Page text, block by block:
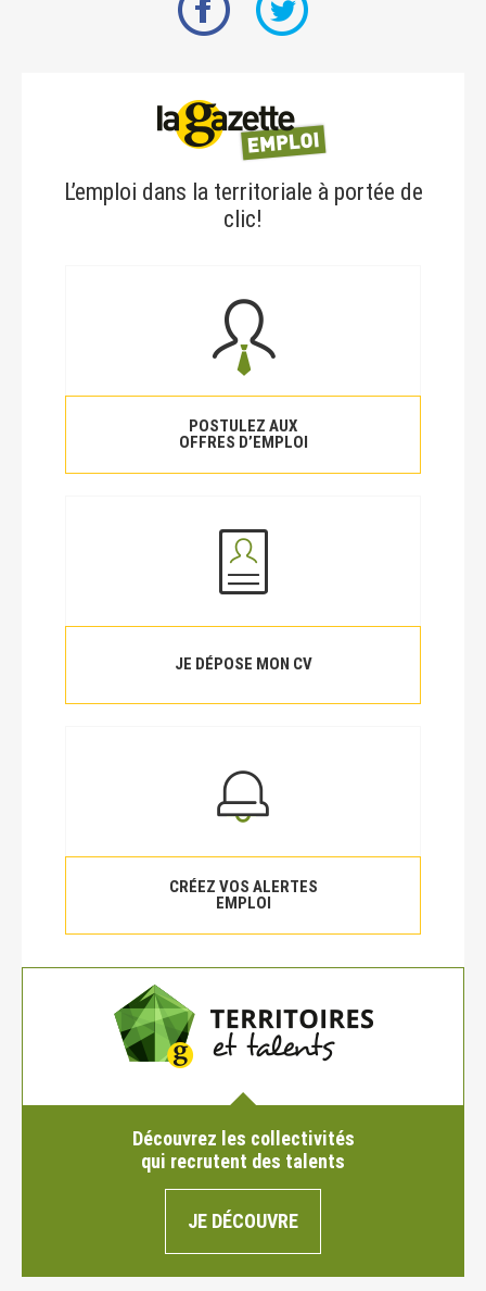
L’emploi dans la territoriale à portée de
clic!
POSTULEZ AUX
OFFRES D’EMPLOI
JE DÉPOSE MON CV
CRÉEZ VOS ALERTES
EMPLOI
Découvrez les collectivités
qui recrutent des talents
JE DÉCOUVRE